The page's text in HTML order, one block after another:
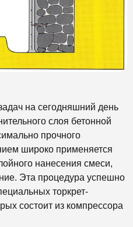
на сегодняшний день
слоя бетонной
прочного
широко применяется
нанесения смеси,
Эта процедура успешно
торкрет-
состоит из компрессора